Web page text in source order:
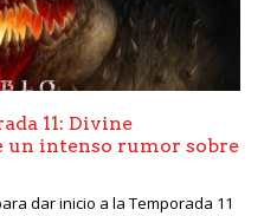
11: Divine
un intenso rumor sobre
dar inicio a la Temporada 11